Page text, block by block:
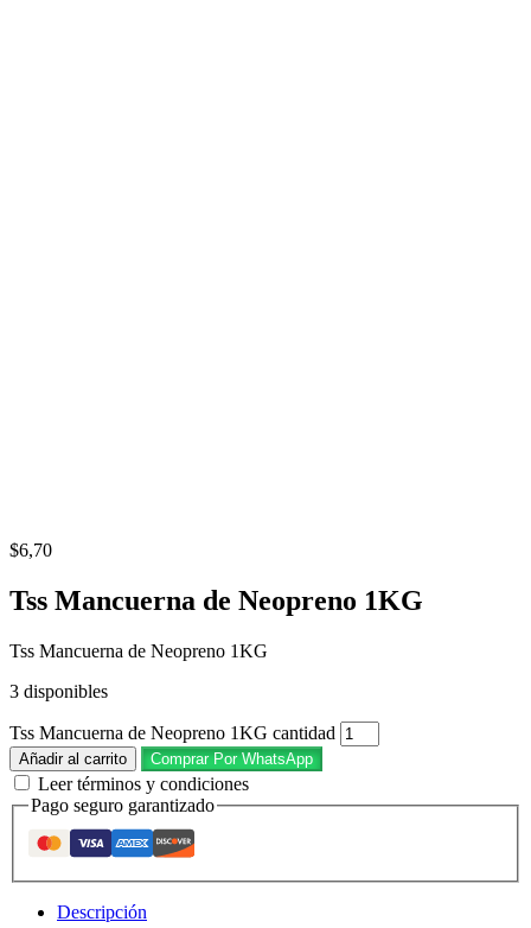
$6,70
Tss Mancuerna de Neopreno 1KG
Tss Mancuerna de Neopreno 1KG
3 disponibles
Tss Mancuerna de Neopreno 1KG cantidad
Añadir al carrito Comprar Por WhatsApp
Leer términos y condiciones
Pago seguro garantizado
Descripción